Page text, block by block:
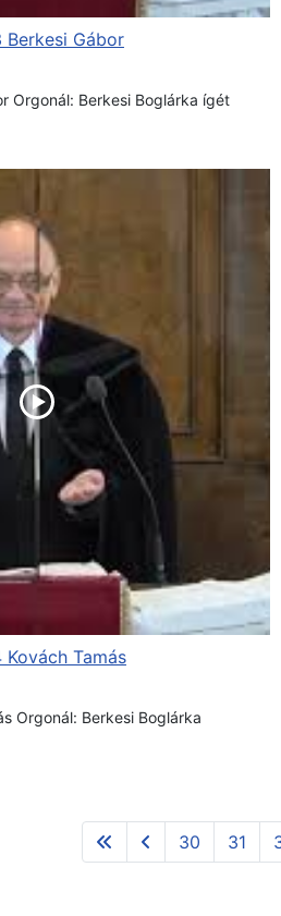
Gábor
Orgonál: Berkesi Boglárka ígét
Tamás
Orgonál: Berkesi Boglárka
30 31